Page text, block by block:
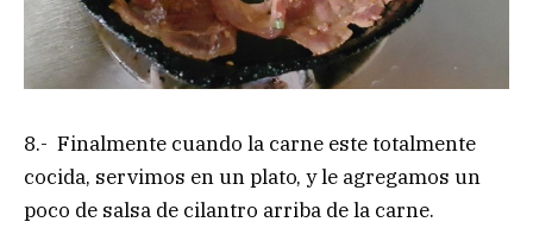
8.- Finalmente cuando la carne este totalmente
cocida, servimos en un plato, y le agregamos un
poco de salsa de cilantro arriba de la carne.